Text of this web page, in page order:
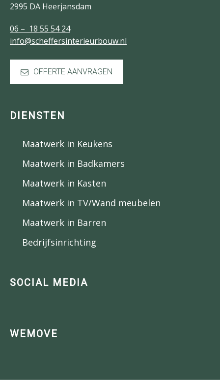
2995 DA Heerjansdam
06 – 18 55 54 24
info@scheffersinterieurbouw.nl
OFFERTE AANVRAGEN
DIENSTEN
Maatwerk in Keukens
Maatwerk in Badkamers
Maatwerk in Kasten
Maatwerk in TV/Wand meubelen
Maatwerk in Barren
Bedrijfsinrichting
SOCIAL MEDIA
WEMOVE